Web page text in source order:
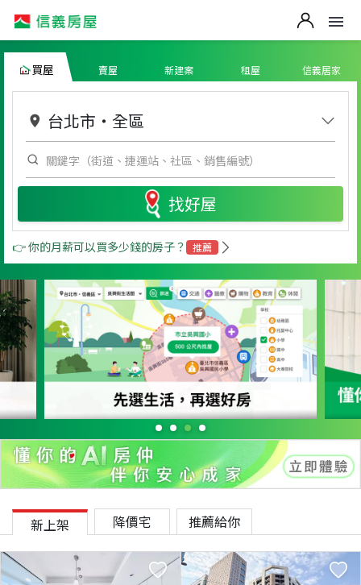
買屋 賣屋 新建案 租屋 信義居家
台北市 ・ 全區
找好屋
👉 你的月薪可以買多少錢的房子？ 推薦
新上架 降價宅 推薦給你